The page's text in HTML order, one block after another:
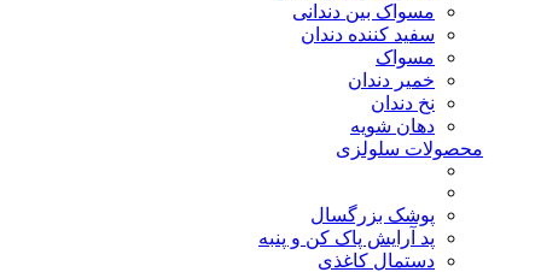
مسواک بین دندانی
سفید کننده دندان
مسواک
خمیر دندان
نخ دندان
دهان شویه
محصولات سلولزی
پوشک بزرگسال
پد آرایش پاک کن و پنبه
دستمال کاغذی